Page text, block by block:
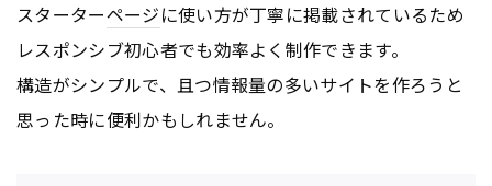
スターターページに使い方が丁寧に掲載されているため
レスポンシブ初心者でも効率よく制作できます。
構造がシンプルで、且つ情報量の多いサイトを作ろうと
思った時に便利かもしれません。